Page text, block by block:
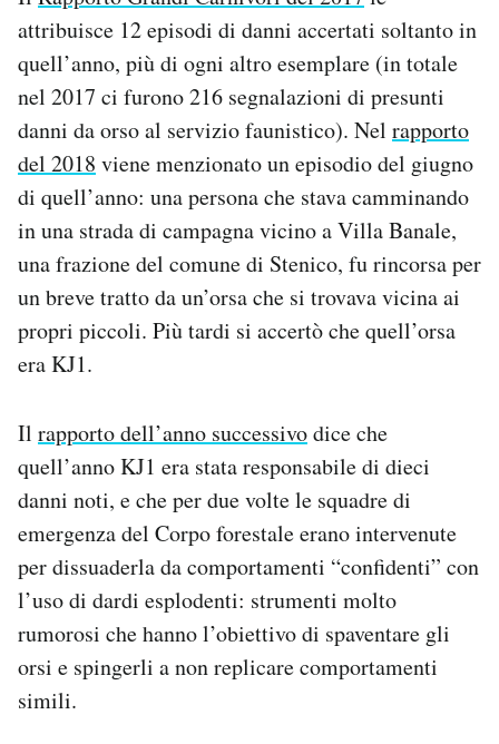
attribuisce 12 episodi di danni accertati soltanto in
quell’anno, più di ogni altro esemplare (in totale
nel 2017 ci furono 216 segnalazioni di presunti
danni da orso al servizio faunistico). Nel rapporto
del 2018 viene menzionato un episodio del giugno
di quell’anno: una persona che stava camminando
in una strada di campagna vicino a Villa Banale,
una frazione del comune di Stenico, fu rincorsa per
un breve tratto da un’orsa che si trovava vicina ai
propri piccoli. Più tardi si accertò che quell’orsa
era KJ1.
Il rapporto dell’anno successivodice che
quell’anno KJ1 era stata responsabile di dieci
danni noti, e che per due volte le squadre di
emergenza del Corpo forestale erano intervenute
per dissuaderla da comportamenti “confidenti” con
l’uso di dardi esplodenti: strumenti molto
rumorosi che hanno l’obiettivo di spaventare gli
orsi e spingerli a non replicare comportamenti
simili.